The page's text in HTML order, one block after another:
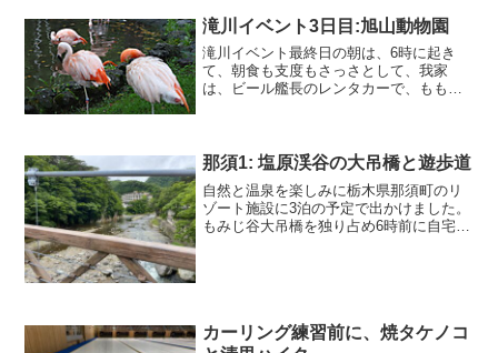
滝川イベント3日目:旭山動物園
滝川イベント最終日の朝は、6時に起き
て、朝食も支度もさっさとして、我家
は、ビール艦長のレンタカーで、ももの
ルによると、旭川は...
那須1: 塩原渓谷の大吊橋と遊歩道
自然と温泉を楽しみに栃木県那須町のリ
ゾート施設に3泊の予定で出かけました。
もみじ谷大吊橋を独り占め6時前に自宅を
カーリング練習前に、焼タケノコ